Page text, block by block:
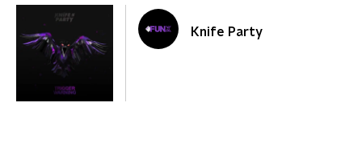
Knife Party